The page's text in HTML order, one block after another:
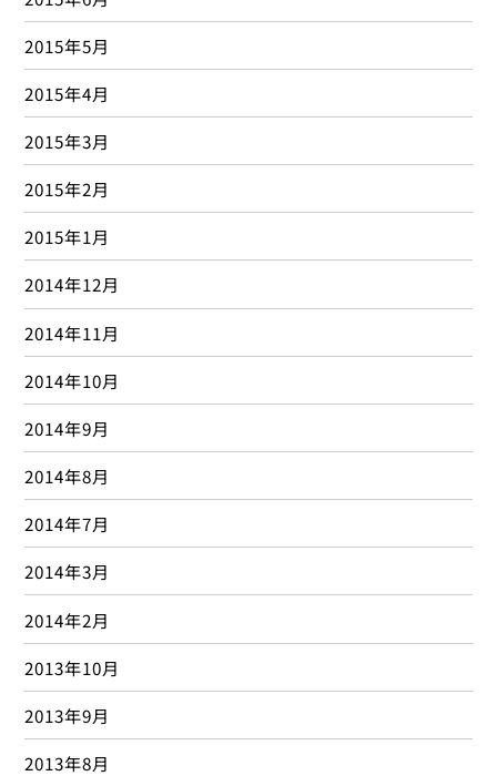
2015年5月
2015年4月
2015年3月
2015年2月
2015年1月
2014年12月
2014年11月
2014年10月
2014年9月
2014年8月
2014年7月
2014年3月
2014年2月
2013年10月
2013年9月
2013年8月